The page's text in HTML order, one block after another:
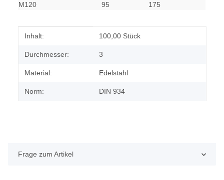
M120
95 175
Produkteigenschaft
Wert
Inhalt: 100,00 Stück
Durchmesser: 3
Material: Edelstahl
Norm: DIN 934
Frage zum Artikel